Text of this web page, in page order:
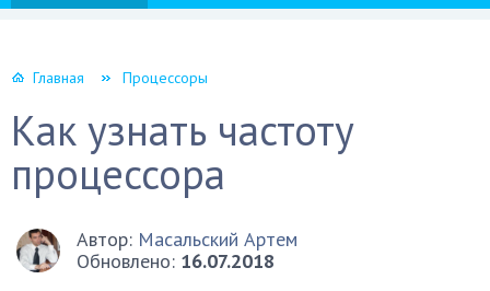
Главная Процессоры
Как узнать частоту
процессора
Автор: Масальский Артем
Обновлено: 16.07.2018